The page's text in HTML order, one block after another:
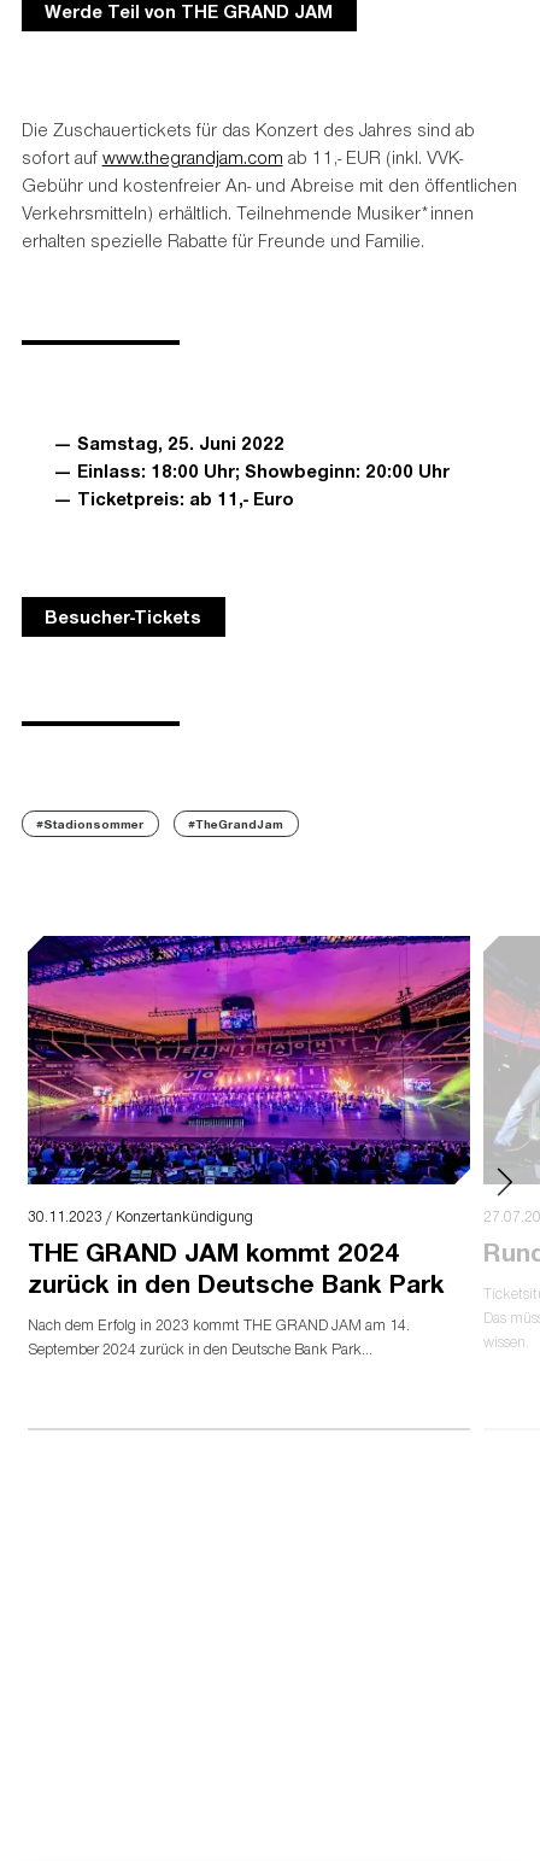
Werde Teil von THE GRAND JAM
Die Zuschauertickets für das Konzert des Jahres sind ab
sofort auf www.thegrandjam.com ab 11,- EUR (inkl. VVK-
Gebühr und kostenfreier An- und Abreise mit den öffentlichen
Verkehrsmitteln) erhältlich. Teilnehmende Musiker*innen
erhalten spezielle Rabatte für Freunde und Familie.
Samstag, 25. Juni 2022
Einlass: 18:00 Uhr; Showbeginn: 20:00 Uhr
Ticketpreis: ab 11,- Euro
Besucher-Tickets
#Stadionsommer #TheGrandJam
30.11.2023 / Konzertankündigung
THE GRAND JAM kommt 2024
zurück in den Deutsche Bank Park
Nach dem Erfolg in 2023 kommt THE GRAND JAM am 14.
September 2024 zurück in den Deutsche Bank Park...
Das
wissen.